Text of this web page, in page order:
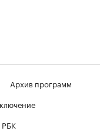
Архив программ
РБК